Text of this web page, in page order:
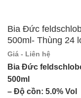
Bia Đức
500ml- Thùng 24
Giá - Liên hệ
Bia Đức
500ml
– Độ cồn: 5.0% Vol